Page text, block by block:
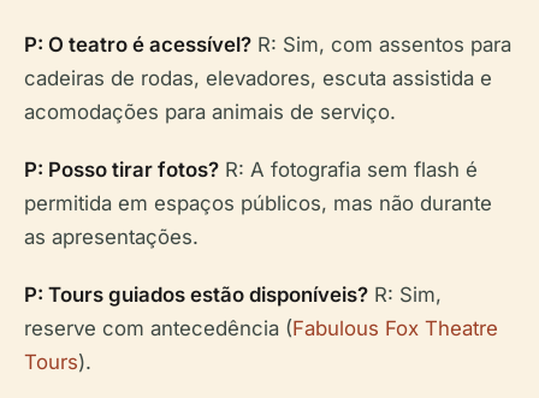
P: O teatro é acessível? R: Sim, com assentos para
cadeiras de rodas, elevadores, escuta assistida e
acomodações para animais de serviço.
P: Posso tirar fotos? R: A fotografia sem flash é
permitida em espaços públicos, mas não durante
as apresentações.
P: Tours guiados estão disponíveis? R: Sim,
reserve com antecedência (Fabulous Fox Theatre
Tours).